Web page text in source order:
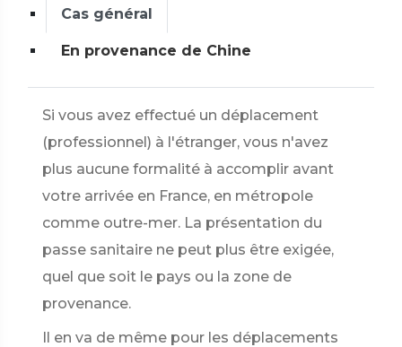
Cas général
En provenance de Chine
Si vous avez effectué un déplacement
(professionnel) à l'étranger, vous n'avez
plus aucune formalité à accomplir avant
votre arrivée en France, en métropole
comme outre-mer. La présentation du
passe sanitaire ne peut plus être exigée,
quel que soit le pays ou la zone de
provenance.
Il en va de même pour les déplacements